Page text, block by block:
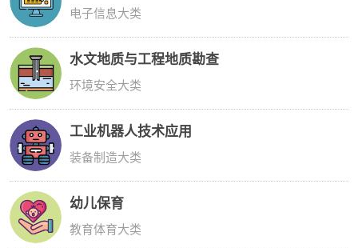
电子信息大类
水文地质与工程地质勘查
环境安全大类
工业机器人技术应用
装备制造大类
幼儿保育
教育体育大类